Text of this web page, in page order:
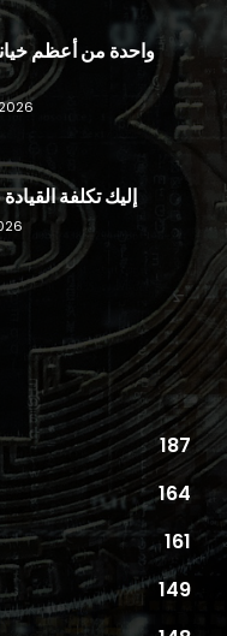
واحدة من أعظم
إليك تكلفة
187
164
161
149